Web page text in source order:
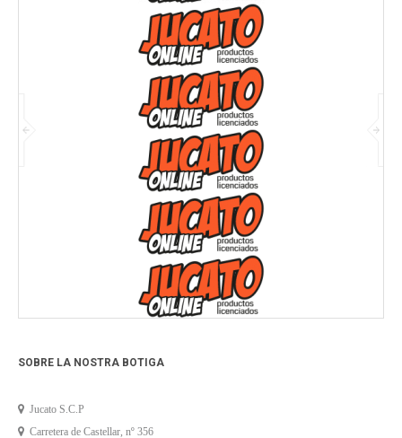
SOBRE LA NOSTRA BOTIGA
Jucato S.C.P
Carretera de Castellar, nº 356